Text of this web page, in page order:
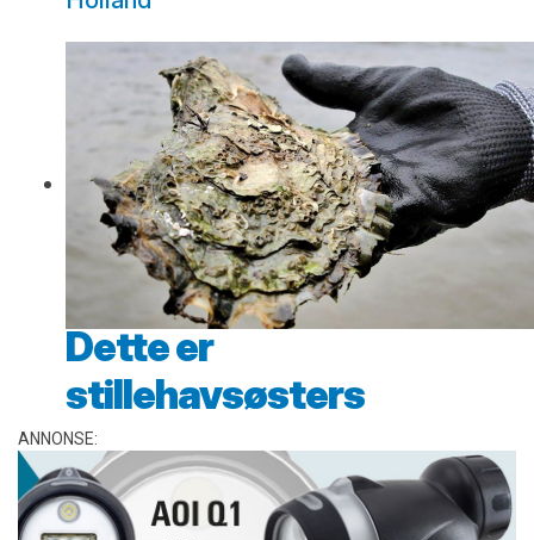
Dette er
stillehavsøsters
ANNONSE: